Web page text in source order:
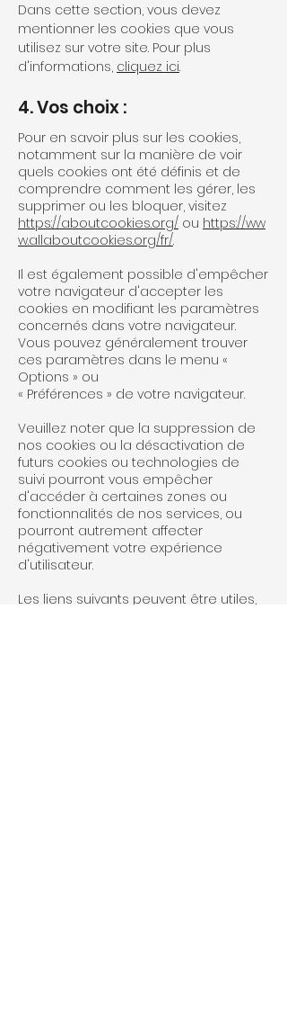
Dans cette section, vous devez
mentionner les cookies que vous
utilisez sur votre site. Pour plus
d'informations, cliquez ici.
4. Vos choix :
Pour en savoir plus sur les cookies,
notamment sur la manière de voir
quels cookies ont été définis et de
comprendre comment les gérer, les
supprimer ou les bloquer, visitez
https://aboutcookies.org/ ou https://ww
w.allaboutcookies.org/fr/.
Il est également possible d'empêcher
votre navigateur d'accepter les
cookies en modifiant les paramètres
concernés dans votre navigateur.
Vous pouvez généralement trouver
ces paramètres dans le menu «
Options » ou
« Préférences » de votre navigateur.
Veuillez noter que la suppression de
nos cookies ou la désactivation de
futurs cookies ou technologies de
suivi pourront vous empêcher
d'accéder à certaines zones ou
fonctionnalités de nos services, ou
pourront autrement affecter
négativement votre expérience
d'utilisateur.
Les liens suivants peuvent être utiles,